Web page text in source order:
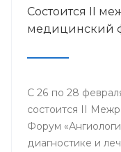
Состоится II
медицинский
С 26 по 28
состоится II
Форум
диагностике и